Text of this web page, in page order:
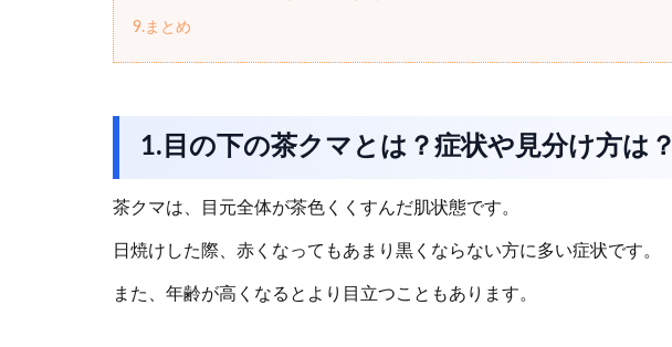
9.まとめ
1.目の下の茶クマとは？症状や見分け方は？
茶クマは、目元全体が茶色くくすんだ肌状態です。
日焼けした際、赤くなってもあまり黒くならない方に多い症状です。
また、年齢が高くなるとより目立つこともあります。